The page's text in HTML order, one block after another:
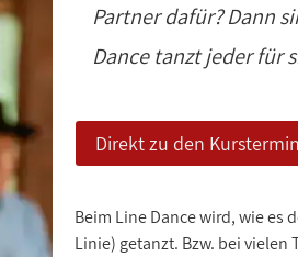
Partner dafür? Dann
Dance tanzt jeder für
Direkt zu den
Beim Line Dance wird, wie es
Linie) getanzt. Bzw. bei